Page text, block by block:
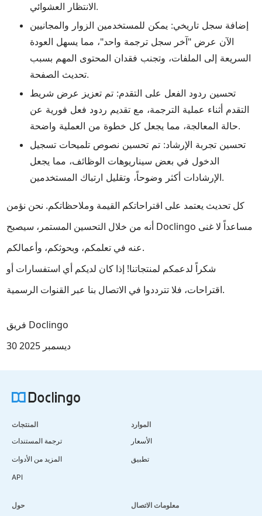
الانتظار العشوائي.
إضافة سجل تاريخي: يمكن للمستخدمين الزوار والمجانيين
الآن عرض "آخر سجل ترجمة واحد"، مما يسهل العودة
السريعة إلى الملفات، وتجنب فقدان المحتوى المهم بسبب
تحديث الصفحة.
تحسين ردود الفعل على التقدم: تم تعزيز عرض شريط
التقدم أثناء عملية الترجمة، مع تقديم ردود فعل فورية عن
حالة المعالجة، مما يجعل كل خطوة من العملية واضحة.
تحسين تجربة الإرشاد: تم تحسين نصوص تلميحات تسجيل
الدخول في بعض سيناريوهات الوظائف، مما يجعل
الإرشادات أكثر وضوحاً، وتقليل ارتباك المستخدمين.
كل تحديث يعتمد على اقتراحاتكم القيمة وملاحظاتكم. نحن نؤمن
أنه من خلال التحسين المستمر، سيصبح Doclingo مساعداً لا غنى
عنه في تعلمكم، وبحوثكم، وأعمالكم.
شكراً لدعمكم لمنتجاتنا! إذا كان لديكم أي استفسارات أو
اقتراحات، فلا تترددوا في الاتصال بنا عبر القنوات الرسمية.
فريق Doclingo
30 ديسمبر 2025
المنتجات
ترجمة المستندات
المزيد من الأدوات
API
الموارد
الأسعار
تطبيق
حول
معلومات الاتصال